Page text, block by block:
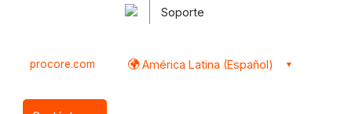
Soporte
procore.com América Latina (Español)